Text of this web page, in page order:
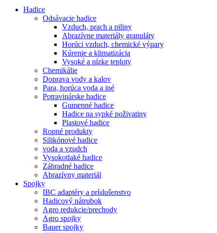
Hadice
Odsávacie hadice
Vzduch, prach a piliny
Abrazívne materiály granuláty
Horúci vzduch, chemické výpary
Kúrenie a klimatizácia
Vysoké a nízke teploty
Chemikálie
Doprava vody a kalov
Para, horúca voda a iné
Potravinárske hadice
Gumenné hadice
Hadice na sypké poživatiny
Plastové hadice
Ropné produkty
Silikónové hadice
voda a vzudch
Vysokotlaké hadice
Záhradné hadice
Abrazívny materiál
Spojky
IBC adaptéry a príslušenstvo
Hadicový nátrubok
Agro redukcie/prechody
Agro spojky
Bauer spojky